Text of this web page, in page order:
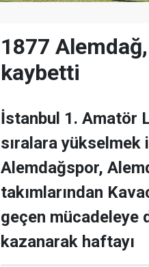
1877
kaybetti
İstanbul 1. Amatör
sıralara yükselmek
Alemdağspor,
takımlarından
geçen mücadeleye
kazanarak haftayı